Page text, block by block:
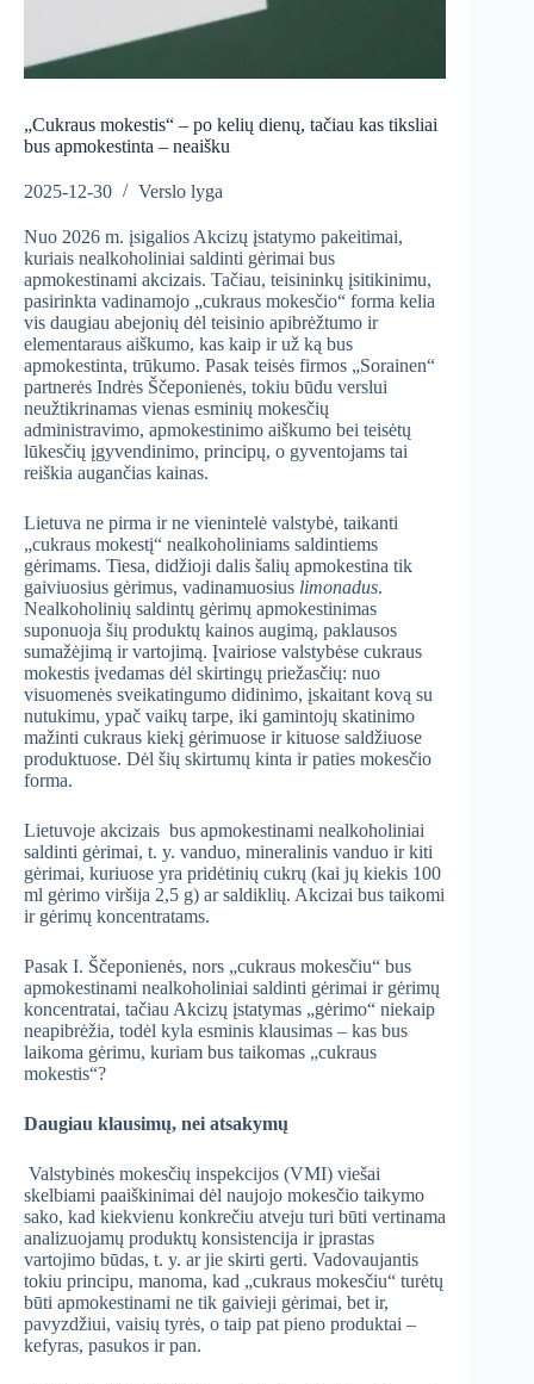
„Cukraus mokestis“ – po kelių dienų, tačiau kas tiksliai
bus apmokestinta – neaišku
2025-12-30 Verslo lyga
Nuo 2026 m. įsigalios Akcizų įstatymo pakeitimai,
kuriais nealkoholiniai saldinti gėrimai bus
apmokestinami akcizais. Tačiau, teisininkų įsitikinimu,
pasirinkta vadinamojo „cukraus mokesčio“ forma kelia
vis daugiau abejonių dėl teisinio apibrėžtumo ir
elementaraus aiškumo, kas kaip ir už ką bus
apmokestinta, trūkumo. Pasak teisės firmos „Sorainen“
partnerės Indrės Ščeponienės, tokiu būdu verslui
neužtikrinamas vienas esminių mokesčių
administravimo, apmokestinimo aiškumo bei teisėtų
lūkesčių įgyvendinimo, principų, o gyventojams tai
reiškia augančias kainas.
Lietuva ne pirma ir ne vienintelė valstybė, taikanti
„cukraus mokestį“ nealkoholiniams saldintiems
gėrimams. Tiesa, didžioji dalis šalių apmokestina tik
gaiviuosius gėrimus, vadinamuosius limonadus.
Nealkoholinių saldintų gėrimų apmokestinimas
suponuoja šių produktų kainos augimą, paklausos
sumažėjimą ir vartojimą. Įvairiose valstybėse cukraus
mokestis įvedamas dėl skirtingų priežasčių: nuo
visuomenės sveikatingumo didinimo, įskaitant kovą su
nutukimu, ypač vaikų tarpe, iki gamintojų skatinimo
mažinti cukraus kiekį gėrimuose ir kituose saldžiuose
produktuose. Dėl šių skirtumų kinta ir paties mokesčio
forma.
Lietuvoje akcizais bus apmokestinami nealkoholiniai
saldinti gėrimai, t. y. vanduo, mineralinis vanduo ir kiti
gėrimai, kuriuose yra pridėtinių cukrų (kai jų kiekis 100
ml gėrimo viršija 2,5 g) ar saldiklių. Akcizai bus taikomi
ir gėrimų koncentratams.
Pasak I. Ščeponienės, nors „cukraus mokesčiu“ bus
apmokestinami nealkoholiniai saldinti gėrimai ir gėrimų
koncentratai, tačiau Akcizų įstatymas „gėrimo“ niekaip
neapibrėžia, todėl kyla esminis klausimas – kas bus
laikoma gėrimu, kuriam bus taikomas „cukraus
mokestis“?
Daugiau klausimų, nei atsakymų
Valstybinės mokesčių inspekcijos (VMI) viešai
skelbiami paaiškinimai dėl naujojo mokesčio taikymo
sako, kad kiekvienu konkrečiu atveju turi būti vertinama
analizuojamų produktų konsistencija ir įprastas
vartojimo būdas, t. y. ar jie skirti gerti. Vadovaujantis
tokiu principu, manoma, kad „cukraus mokesčiu“ turėtų
būti apmokestinami ne tik gaivieji gėrimai, bet ir,
pavyzdžiui, vaisių tyrės, o taip pat pieno produktai –
kefyras, pasukos ir pan.